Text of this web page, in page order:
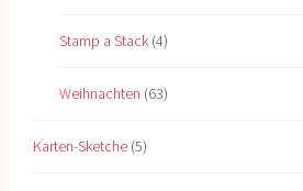
Stamp a Stack (4)
Weihnachten (63)
Karten-Sketche (5)